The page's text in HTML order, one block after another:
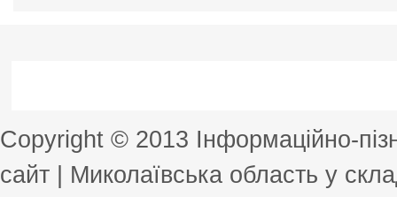
Copyright © 2013 Інформаційно-
сайт | Миколаївська область у